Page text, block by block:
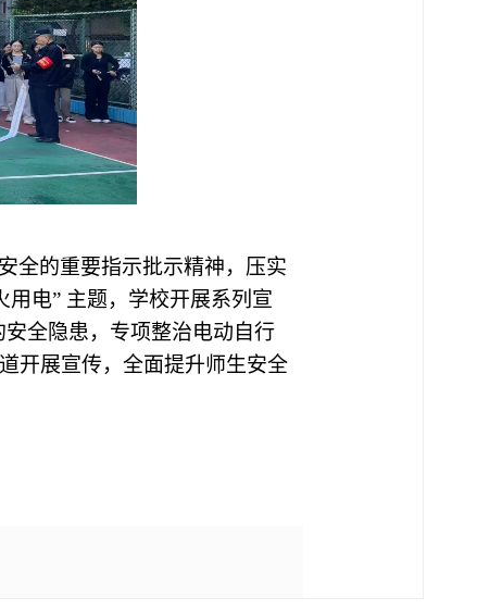
全的重要指示批示精神，压实
电” 主题，学校开展系列宣
全隐患，专项整治电动自行
开展宣传，全面提升师生安全